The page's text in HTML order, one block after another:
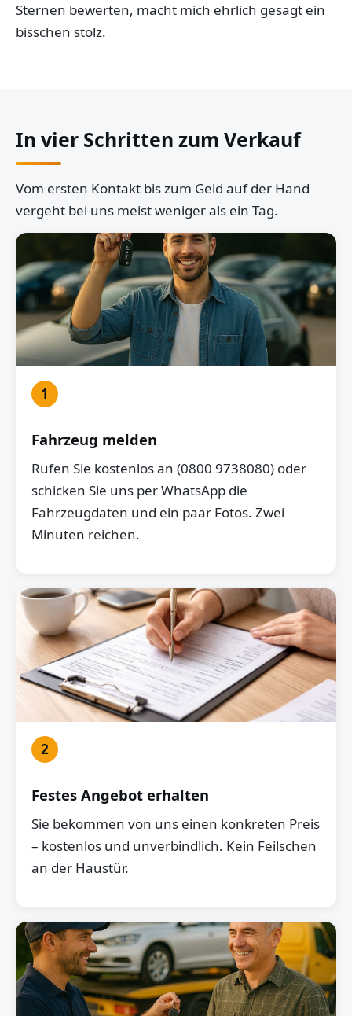
Sternen bewerten, macht mich ehrlich gesagt ein
bisschen stolz.
In vier Schritten zum Verkauf
Vom ersten Kontakt bis zum Geld auf der Hand
vergeht bei uns meist weniger als ein Tag.
1
Fahrzeug melden
Rufen Sie kostenlos an (0800 9738080) oder
schicken Sie uns per WhatsApp die
Fahrzeugdaten und ein paar Fotos. Zwei
Minuten reichen.
2
Festes Angebot erhalten
Sie bekommen von uns einen konkreten Preis
– kostenlos und unverbindlich. Kein Feilschen
an der Haustür.